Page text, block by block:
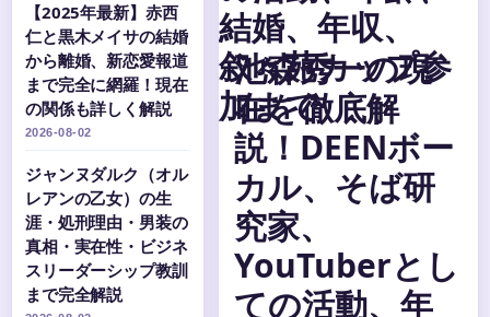
池森秀一の現
在を徹底解
説！DEENボー
カル、そば研
究家、
YouTuberとし
ての活動、年
【2025年最新】赤西
仁と黒木メイサの結婚
から離婚、新恋愛報道
まで完全に網羅！現在
の関係も詳しく解説
2026-08-02
ジャンヌダルク（オル
レアンの乙女）の生
涯・処刑理由・男装の
真相・実在性・ビジネ
スリーダーシップ教訓
まで完全解説